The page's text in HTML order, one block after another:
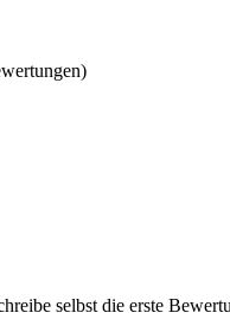
selbst die erste